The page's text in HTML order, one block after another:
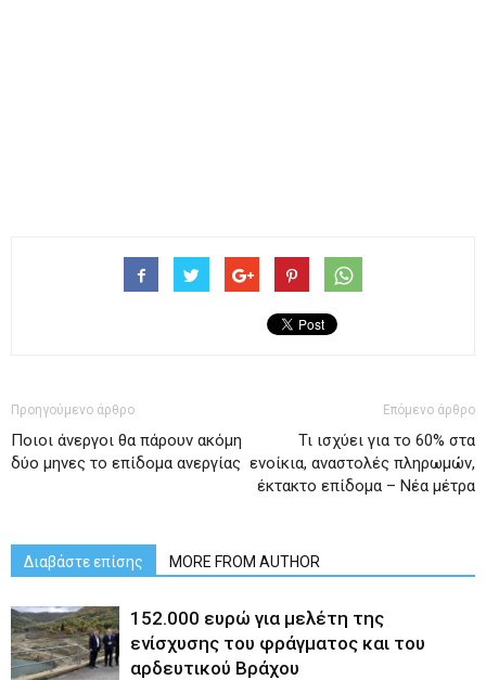
Προηγούμενο άρθρο
Ποιοι άνεργοι θα πάρουν ακόμη
δύο μηνες το επίδομα ανεργίας
Επόμενο άρθρο
Τι ισχύει για το 60% στα
ενοίκια, αναστολές πληρωμών,
έκτακτο επίδομα – Νέα μέτρα
Διαβάστε επίσης MORE FROM AUTHOR
152.000 ευρώ για μελέτη της
ενίσχυσης του φράγματος και του
αρδευτικού Βράχου